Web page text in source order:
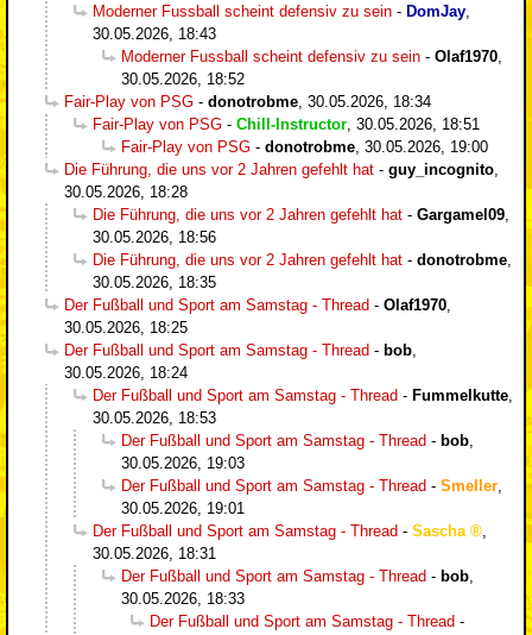
Moderner Fussball scheint defensiv zu sein - DomJay
30.05.2026, 18:43
Moderner Fussball scheint defensiv zu sein - Olaf1970
30.05.2026, 18:52
Fair-Play von PSG - donotrobme 30.05.2026, 18:34
Fair-Play von PSG - Chill-Instructor 30.05.2026, 18:51
Fair-Play von PSG - donotrobme 30.05.2026, 19:00
Die Führung, die uns vor 2 Jahren gefehlt hat - guy_incognito
30.05.2026, 18:28
Die Führung, die uns vor 2 Jahren gefehlt hat - Gargamel09
30.05.2026, 18:56
Die Führung, die uns vor 2 Jahren gefehlt hat - donotrobme
30.05.2026, 18:35
Der Fußball und Sport am Samstag - Thread - Olaf1970
30.05.2026, 18:25
Der Fußball und Sport am Samstag - Thread - bob
30.05.2026, 18:24
Der Fußball und Sport am Samstag - Thread - Fummelkutte
30.05.2026, 18:53
Der Fußball und Sport am Samstag - Thread - bob
30.05.2026, 19:03
Der Fußball und Sport am Samstag - Thread - Smeller
30.05.2026, 19:01
Der Fußball und Sport am Samstag - Thread - Sascha
30.05.2026, 18:31
Der Fußball und Sport am Samstag - Thread - bob
30.05.2026, 18:33
Der Fußball und Sport am Samstag - Thread -